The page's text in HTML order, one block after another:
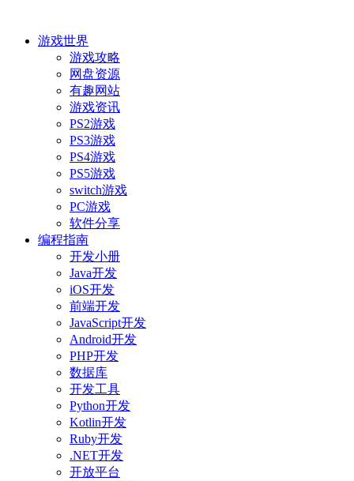
游戏世界
游戏攻略
网盘资源
有趣网站
游戏资讯
PS2游戏
PS3游戏
PS4游戏
PS5游戏
switch游戏
PC游戏
软件分享
编程指南
开发小册
Java开发
iOS开发
前端开发
JavaScript开发
Android开发
PHP开发
数据库
开发工具
Python开发
Kotlin开发
Ruby开发
.NET开发
开放平台